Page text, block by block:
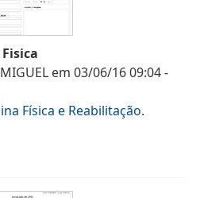
em 03/06/16 09:04-
Física e Reabilitação.